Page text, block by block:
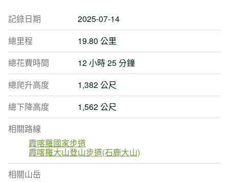
記錄日期
2025-07-14
總里程
19.80 公里
總花費時間
12 小時 25 分鐘
總爬升高度
1,382 公尺
總下降高度
1,562 公尺
相關路線
霞喀羅國家步道
霞喀羅大山登山步道(石鹿大山)
相關山岳